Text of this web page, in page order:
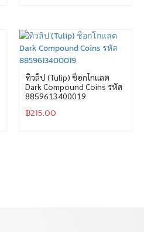
ทิวลิป (Tulip) ช็อกโกแลต
Dark Compound Coins รหัส
8859613400019
฿215.00